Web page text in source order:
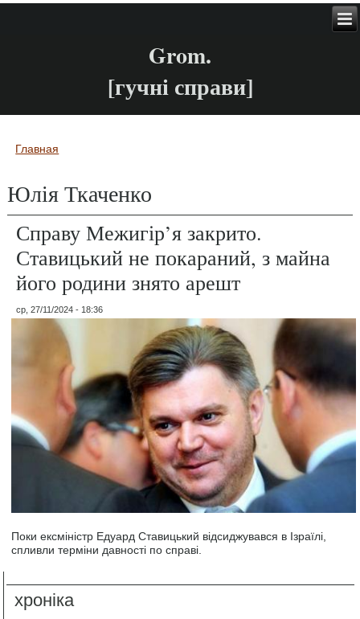
Grom.
[гучні справи]
Вы здесь
Главная
Юлія Ткаченко
Справу Межигір’я закрито.
Ставицький не покараний, з майна
його родини знято арешт
ср, 27/11/2024 - 18:36
Поки ексміністр Едуард Ставицький відсиджувався в Ізраїлі,
спливли терміни давності по справі.
хроніка